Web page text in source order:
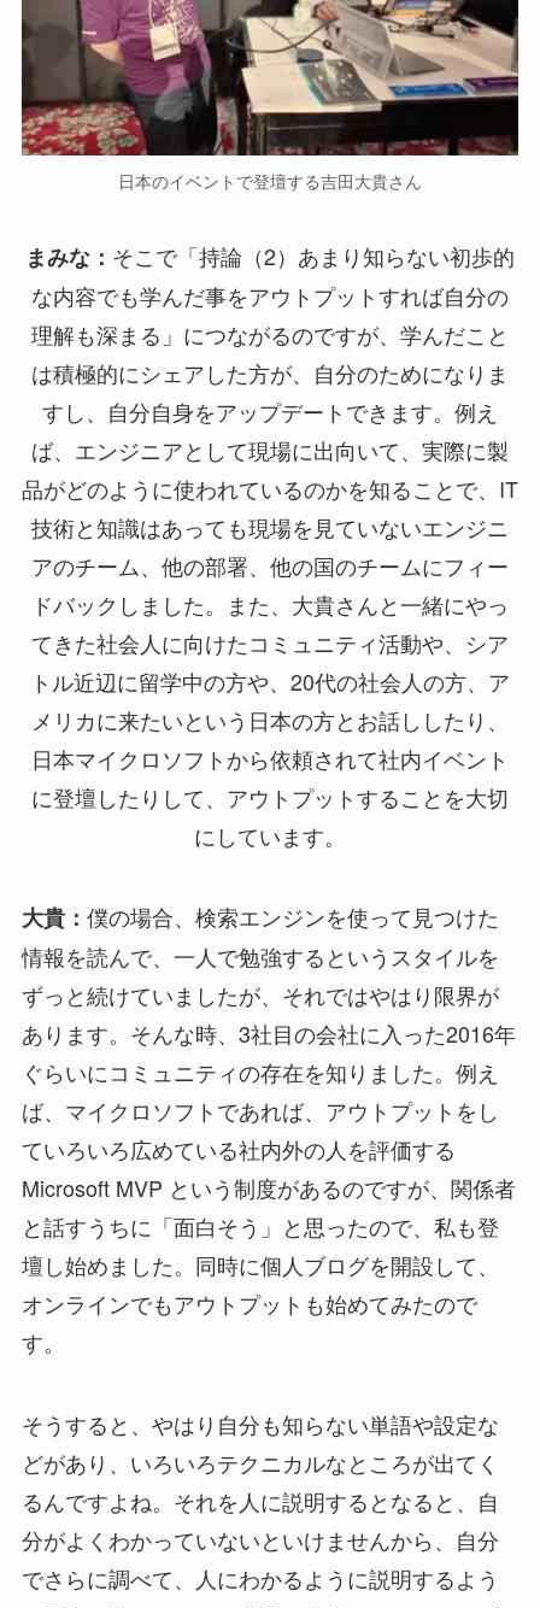
日本のイベントで登壇する吉田大貴さん
まみな： そこで「持論（2）あまり知らない初歩的
な内容でも​学んだ事をアウトプットすれば​自分の
理解も深まる​」につながるのですが、学んだこと
は積極的にシェアした方が、自分のためになりま
すし、自分自身をアップデートできます。例え
ば、エンジニアとして現場に出向いて、実際に製
品がどのように使われているのかを知ることで、IT
技術と知識はあっても現場を見ていないエンジニ
アのチーム、他の部署、他の国のチームにフィー
ドバックしました。また、大貴さんと一緒にやっ
てきた社会人に向けたコミュニティ活動や、シア
トル近辺に留学中の方や、20代の社会人の方、ア
メリカに来たいという日本の方とお話ししたり、
日本マイクロソフトから依頼されて社内イベント
に登壇したりして、アウトプットすることを大切
にしています。
大貴： 僕の場合、検索エンジンを使って見つけた
情報を読んで、一人で勉強するというスタイルを
ずっと続けていましたが、それではやはり限界が
あります。そんな時、3社目の会社に入った2016年
ぐらいにコミュニティの存在を知りました。例え
ば、マイクロソフトであれば、アウトプットをし
ていろいろ広めている社内外の人を評価する
Microsoft MVP という制度があるのですが、関係者
と話すうちに「面白そう」と思ったので、私も登
壇し始めました。同時に個人ブログを開設して、
オンラインでもアウトプットも始めてみたので
す。
そうすると、やはり自分も知らない単語や設定な
どがあり、いろいろテクニカルなところが出てく
るんですよね。それを人に説明するとなると、自
分がよくわかっていないといけませんから、自分
でさらに調べて、人にわかるように説明するよう